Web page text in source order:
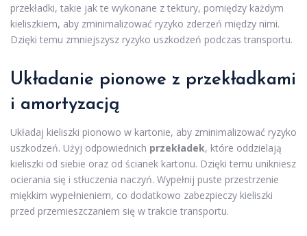
przekładki, takie jak te wykonane z tektury, pomiędzy każdym
kieliszkiem, aby zminimalizować ryzyko zderzeń między nimi.
Dzięki temu zmniejszysz ryzyko uszkodzeń podczas transportu.
Układanie pionowe z przekładkami
i amortyzacją
Układaj kieliszki pionowo w kartonie, aby zminimalizować ryzyko
uszkodzeń. Użyj odpowiednich przekładek, które oddzielają
kieliszki od siebie oraz od ścianek kartonu. Dzięki temu unikniesz
ocierania się i stłuczenia naczyń. Wypełnij puste przestrzenie
miękkim wypełnieniem, co dodatkowo zabezpieczy kieliszki
przed przemieszczaniem się w trakcie transportu.